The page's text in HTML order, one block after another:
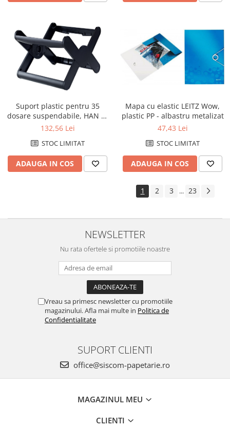
Tonere compatibile Lexmark
Tonere compatibile Samsung
Tonere compatibile Xerox
Tehnica de birou - IT&C
Accesorii indosariere si laminare
Aparate de indosariat
Aparate de laminat
Carduri de memorie
Mouse si mousepad
Produse curatare IT
Echipamente de protectie
Imbracaminte
Protectie maini
Protectie respiratorie
Suport plastic pentru 35
dosare suspendabile, HAN X-
Cross - negru
132,56 Lei
STOC LIMITAT
ADAUGA IN COS
Mapa cu elastic LEITZ Wow,
plastic PP - albastru metalizat
47,43 Lei
STOC LIMITAT
ADAUGA IN COS
1 2 3 ... 23
NEWSLETTER
Nu rata ofertele si promotiile noastre
Vreau sa primesc newsletter cu promotiile
magazinului. Afla mai multe in Politica de
Confidentialitate
SUPORT CLIENTI
office@siscom-papetarie.ro
MAGAZINUL MEU
CLIENTI